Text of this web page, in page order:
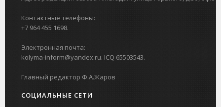
Контактные телефоны:
+7 964 455 1698.
Электронная почта:
kolyma-inform@yandex.ru. ICQ 65503543.
Главный редактор Ф.А.Жаров
СОЦИАЛЬНЫЕ СЕТИ